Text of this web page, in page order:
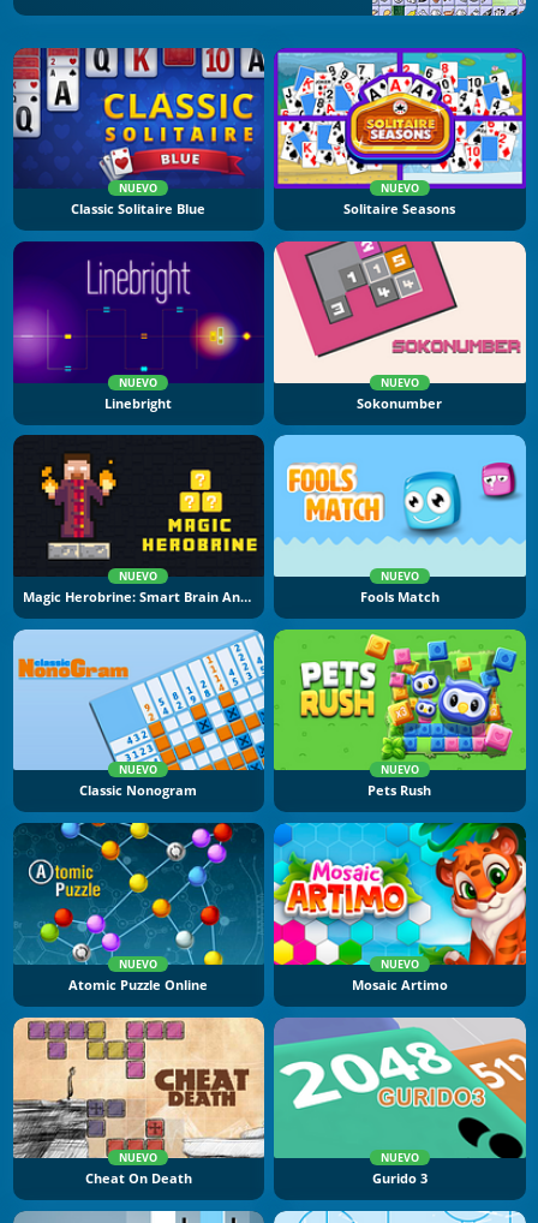
NUEVO
Classic Solitaire Blue
NUEVO
Solitaire Seasons
NUEVO
Linebright
NUEVO
Sokonumber
NUEVO
Magic Herobrine: Smart Brain And Puzzle Quest
NUEVO
Fools Match
NUEVO
Classic Nonogram
NUEVO
Pets Rush
NUEVO
Atomic Puzzle Online
NUEVO
Mosaic Artimo
NUEVO
Cheat On Death
NUEVO
Gurido 3